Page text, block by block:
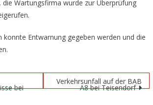
Wartungsfirma wurde zur Überprüfung
konnte Entwarnung gegeben werden und die
bei
Verkehrsunfall auf der BAB
A8 bei Teisendorf